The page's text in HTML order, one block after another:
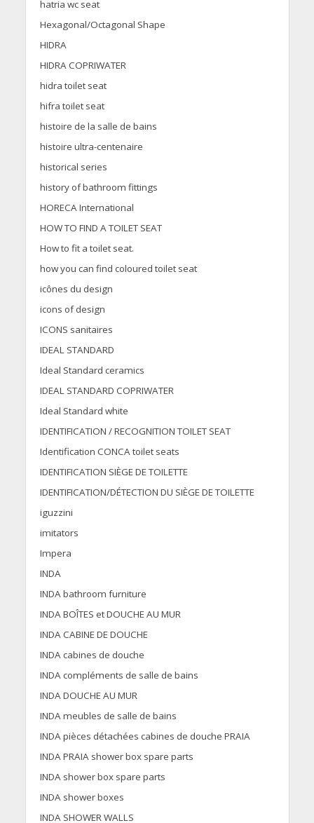
hatria wc seat
Hexagonal/Octagonal Shape
HIDRA
HIDRA COPRIWATER
hidra toilet seat
hifra toilet seat
histoire de la salle de bains
histoire ultra-centenaire
historical series
history of bathroom fittings
HORECA International
HOW TO FIND A TOILET SEAT
How to fit a toilet seat.
how you can find coloured toilet seat
icônes du design
icons of design
ICONS sanitaires
IDEAL STANDARD
Ideal Standard ceramics
IDEAL STANDARD COPRIWATER
Ideal Standard white
IDENTIFICATION / RECOGNITION TOILET SEAT
Identification CONCA toilet seats
IDENTIFICATION SIÈGE DE TOILETTE
IDENTIFICATION/DÉTECTION DU SIÈGE DE TOILETTE
iguzzini
imitators
Impera
INDA
INDA bathroom furniture
INDA BOÎTES et DOUCHE AU MUR
INDA CABINE DE DOUCHE
INDA cabines de douche
INDA compléments de salle de bains
INDA DOUCHE AU MUR
INDA meubles de salle de bains
INDA pièces détachées cabines de douche PRAIA
INDA PRAIA shower box spare parts
INDA shower box spare parts
INDA shower boxes
INDA SHOWER WALLS